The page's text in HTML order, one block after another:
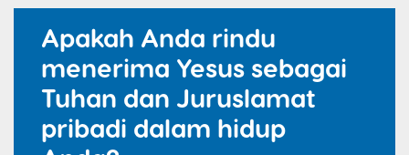
Apakah Anda rindu
menerima Yesus sebagai
Tuhan dan Juruslamat
pribadi dalam hidup